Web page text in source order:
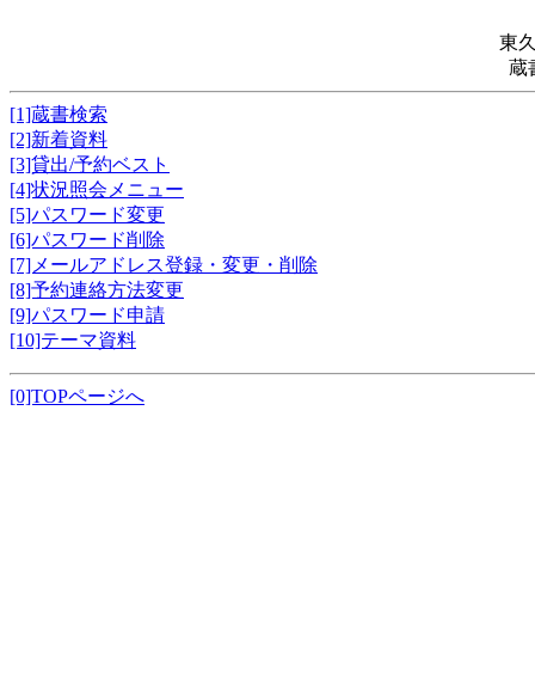
東
蔵
[1]蔵書検索
[2]新着資料
[3]貸出/予約ベスト
[4]状況照会メニュー
[5]パスワード変更
[6]パスワード削除
[7]メールアドレス登録・変更・削除
[8]予約連絡方法変更
[9]パスワード申請
[10]テーマ資料
[0]TOPページへ